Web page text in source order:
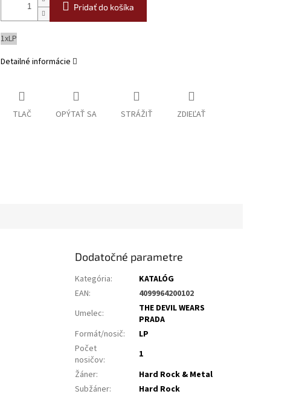
Pridať do košíka
1xLP
Detailné informácie
TLAČ OPÝTAŤ SA STRÁŽIŤ ZDIEĽAŤ
Dodatočné parametre
Kategória:
KATALÓG
EAN:
4099964200102
Umelec:
THE DEVIL WEARS
PRADA
Formát/nosič:
LP
Počet
nosičov:
1
Žáner:
Hard Rock & Metal
Subžáner: Hard Rock